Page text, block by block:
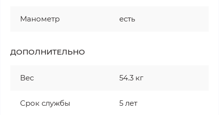
Манометр есть
ДОПОЛНИТЕЛЬНО
Вес 54.3 кг
Срок службы 5 лет